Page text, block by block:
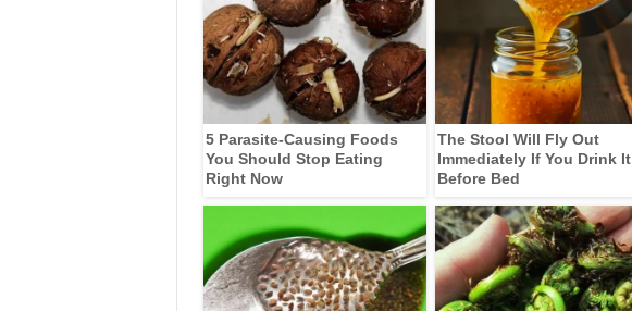
5 Parasite-Causing Foods
You Should Stop Eating
Right Now
The Stool Will Fly Out
Immediately If You Drink It
Before Bed